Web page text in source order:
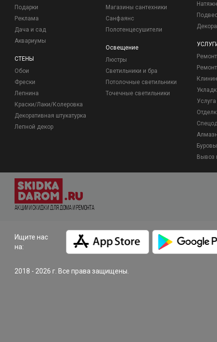
Подарки
Реклама
Дача и сад
Аквариумы
СТЕНЫ
Обои
Фрески
Лепнина
Краски/Лаки/Колеровка
Декоративная штукатурка
Лепной декор
Магазины сантехники
Санфаянс
Полотенцесушители
Освещение
Люстры
Светильники и бра
Потолочные светильники
Точечные светильники
Вывоз
Акции и Скидки для дома и ремонта
Ищите нас
на:
2018 - 2026 г. Все права защищены.